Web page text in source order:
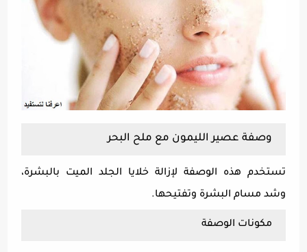
وصفة عصير الليمون مع ملح البحر
تستخدم هذه الوصفة لإزالة خلايا الجلد الميت بالبشرة،
وشد مسام البشرة وتفتيحها.
مكونات الوصفة